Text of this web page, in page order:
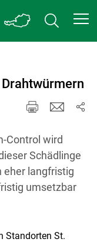
Control wird
Schädlinge
eher langfristig
umsetzbar
Standorten St.